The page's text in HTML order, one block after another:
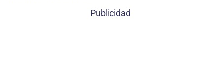
Publicidad